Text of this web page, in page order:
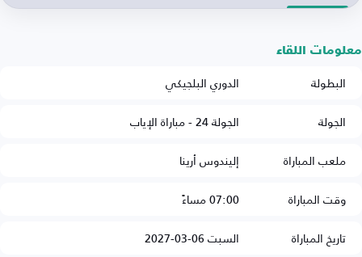
معلومات اللقاء
البطولة
الدوري البلجيكي
الجولة
الجولة 24 - مباراة الإياب
ملعب المباراة
إليندوس أرينا
وقت المباراة
07:00 مساءً
تاريخ المباراة
السبت 06-03-2027